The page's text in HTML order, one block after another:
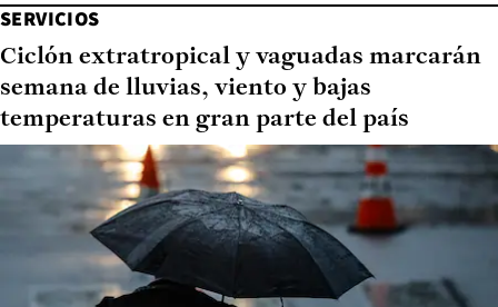
SERVICIOS
Ciclón extratropical y vaguadas marcarán
semana de lluvias, viento y bajas
temperaturas en gran parte del país